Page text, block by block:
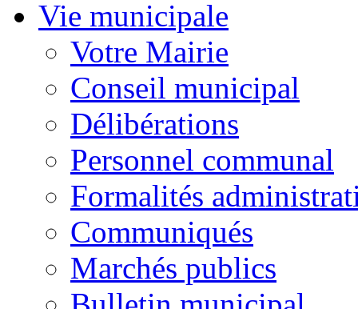
Vie municipale
Votre Mairie
Conseil municipal
Délibérations
Personnel communal
Formalités
Communiqués
Marchés publics